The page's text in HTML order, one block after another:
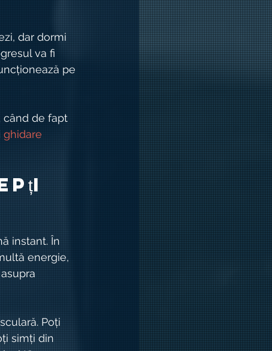
dar dormi
va fi
pe
când de fapt
ghidare
instant. În
energie,
Poți
simți din